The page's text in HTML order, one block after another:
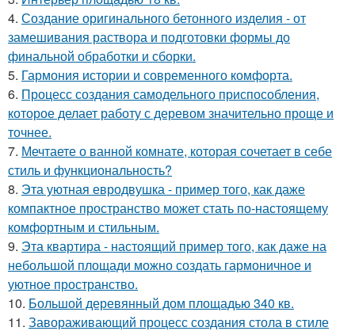
4. Создание оригинального бетонного изделия - от
замешивания раствора и подготовки формы до
финальной обработки и сборки.
5. Гармония истории и современного комфорта.
6. Процесс создания самодельного приспособления,
которое делает работу с деревом значительно проще и
точнее.
7. Мечтаете о ванной комнате, которая сочетает в себе
стиль и функциональность?
8. Эта уютная евродвушка - пример того, как даже
компактное пространство может стать по-настоящему
комфортным и стильным.
9. Эта квартира - настоящий пример того, как даже на
небольшой площади можно создать гармоничное и
уютное пространство.
10. Большой деревянный дом площадью 340 кв.
11. Завораживающий процесс создания стола в стиле